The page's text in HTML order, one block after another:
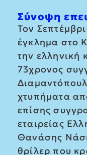
Σύνοψη
Τον
έγκλημα στο
την ελληνική
73χρονος
χτυπήματα
επίσης
εταιρείας
Θανάσης
θρίλερ που